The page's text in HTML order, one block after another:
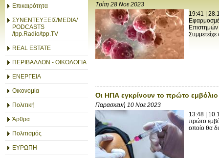
Επικαιρότητα
ΣΥΝΕΝΤΕΥΞΕΙΣ/MEDIA/
PODCASTS
/tpp.Radio/tpp.TV
REAL ESTATE
ΠΕΡΙΒΑΛΛΟΝ - ΟΙΚΟΛΟΓΙΑ
ΕΝΕΡΓΕΙΑ
Οικονομία
Πολιτική
Άρθρα
Πολιτισμός
ΕΥΡΩΠΗ
Τρίτη 28 Νοε 2023
19:41 |
Επιστημών
Οι ΗΠΑ εγκρίνουν το πρώτο εμβόλιο
Παρασκευή 10 Νοε 2023
13:48 |
πρώτο
οποίο θα